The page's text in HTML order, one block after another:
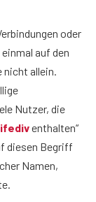
oder
auf den
nicht allein.
Nutzer, die
enthalten“
diesen Begriff
Namen,